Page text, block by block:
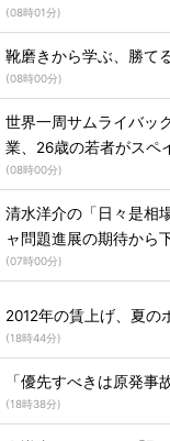
(08時01分)
靴磨きから学ぶ、勝て
(08時00分)
世界一周サムライバッ
業、26歳の若者がスペ
(08時00分)
清水洋介の「日々是相
ャ問題進展の期待から
(07時00分)
2012年の賃上げ、夏の
(18時44分)
「優先すべきは原発
(18時38分)